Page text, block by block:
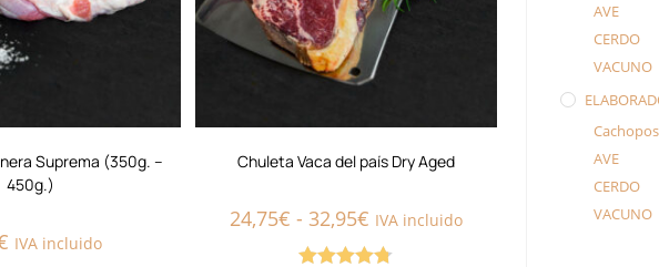
Suprema (350g. –
450g.)
IVA incluido
Chuleta Vaca del país Dry Aged
24,75€ - 32,95€ IVA incluido
AVE
CERDO
VACUNO
Cachopos
AVE
CERDO
VACUNO